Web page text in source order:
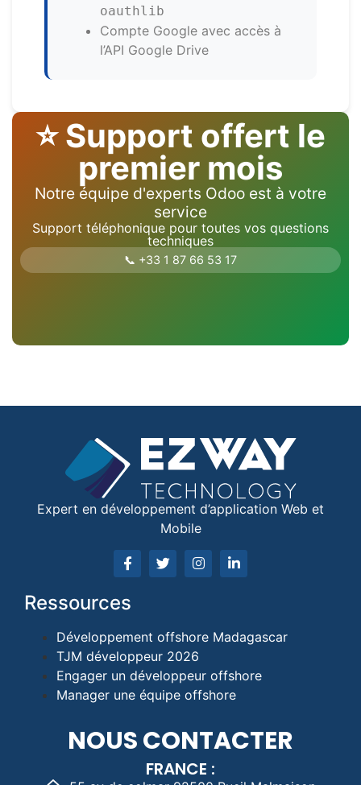
oauthlib
Compte Google avec accès à
l’API Google Drive
⭐ Support offert le
premier mois
Notre équipe d'experts Odoo est à votre
service
Support téléphonique pour toutes vos questions
techniques
📞 +33 1 87 66 53 17
Expert en développement d’application Web et
Mobile
Ressources
Développement offshore Madagascar
TJM développeur 2026
Engager un développeur offshore
Manager une équipe offshore
NOUS CONTACTER
FRANCE :